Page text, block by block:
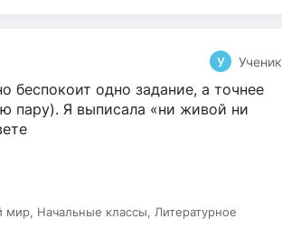
У Ученик
беспокоит одно задание, а точнее
пару). Я выписала «ни живой ни
Начальные классы, Литературное